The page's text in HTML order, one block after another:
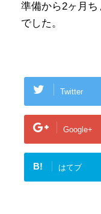
準備から2ヶ月
でした。
Twitter
Google+
B! はてブ